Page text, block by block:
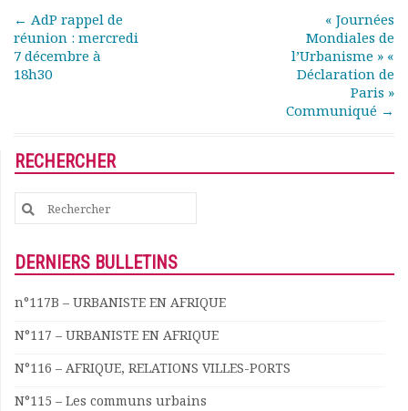
Comité de rédaction
Bulletins Villes en
développement
Kiosk
Dîners débats
Concours vidéo
Matinales
Nos partenaires
Evénements
Publications et rapports
Les adhérents
Annuaire
Offres d’emploi
Forum
Post navigation
← AdP rappel de
réunion : mercredi
7 décembre à
18h30
« Journées
Mondiales de
l’Urbanisme » «
Déclaration de
Paris »
Communiqué →
RECHERCHER
Search
for:
DERNIERS BULLETINS
n°117B – URBANISTE EN AFRIQUE
N°117 – URBANISTE EN AFRIQUE
N°116 – AFRIQUE, RELATIONS VILLES-PORTS
N°115 – Les communs urbains